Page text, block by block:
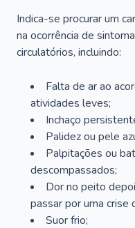
Indica-se procurar um
na ocorrência de
circulatórios, incluindo:
Falta de ar ao
atividades leves;
Inchaço
Palidez ou pele
Palpitações ou
descompassados;
Dor no peito
passar por uma crise
Suor frio;